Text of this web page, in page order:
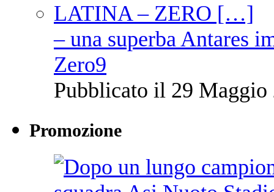
– una superba Antares
Zero9
Pubblicato il 29 Maggio
Promozione